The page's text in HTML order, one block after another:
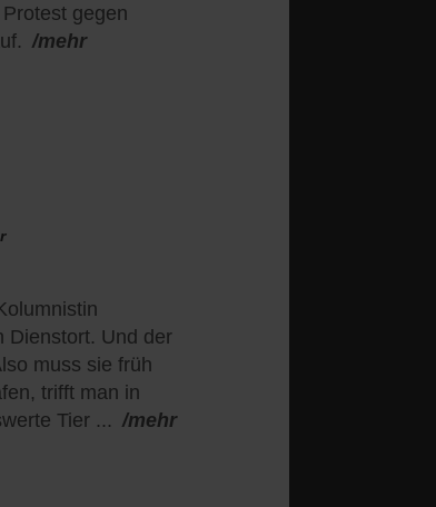
gegen
/mehr
Dienstort. Und der
muss sie früh
trifft man in
Tier ... /mehr